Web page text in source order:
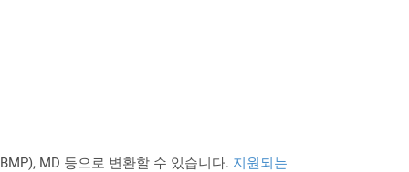
MD 등으로 변환할 수 있습니다. 지원되는